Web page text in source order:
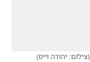
(צילום: יהודה וייס)